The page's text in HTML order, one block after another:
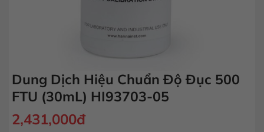
Dung Dịch Hiệu Chuẩn Độ Đục 500
FTU (30mL) HI93703-05
2,431,000đ